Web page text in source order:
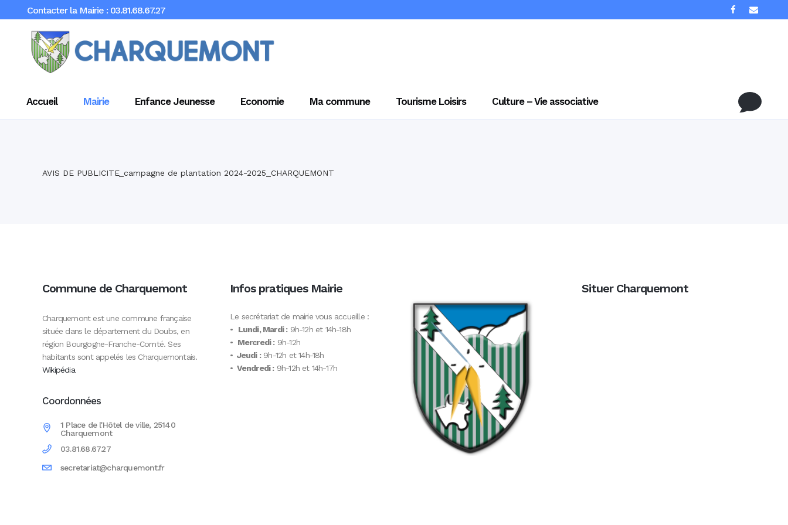
Contacter la Mairie : 03.81.68.67.27
Accueil Mairie Enfance Jeunesse Economie Ma commune Tourisme Loisirs Culture – Vie associative
AVIS DE PUBLICITE_campagne de plantation 2024-2025_CHARQUEMONT
Commune de Charquemont
Charquemont est une commune française
située dans le département du Doubs, en
région Bourgogne-Franche-Comté. Ses
habitants sont appelés les Charquemontais.
Wikipédia
Coordonnées
1 Place de l'Hôtel de ville, 25140
Charquemont
03.81.68.67.27
secretariat@charquemont.fr
Infos pratiques Mairie
Le secrétariat de mairie vous accueille :
• Lundi, Mardi :9h-12h et 14h-18h
• Mercredi :9h-12h
• Jeudi :9h-12h et 14h-18h
• Vendredi :9h-12h et 14h-17h
Situer Charquemont